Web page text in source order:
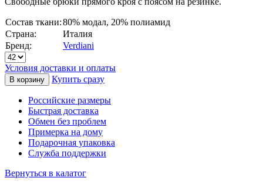
Состав ткани:80% модал, 20% полиамид
Страна:
Италия
Бренд:
Verdiani
Условия доставки и оплаты
Купить сразу
Российские размеры
Быстрая доставка
Обмен без проблем
Примерка на дому
Подарочная упаковка
Служба поддержки
Вернуться в калатог